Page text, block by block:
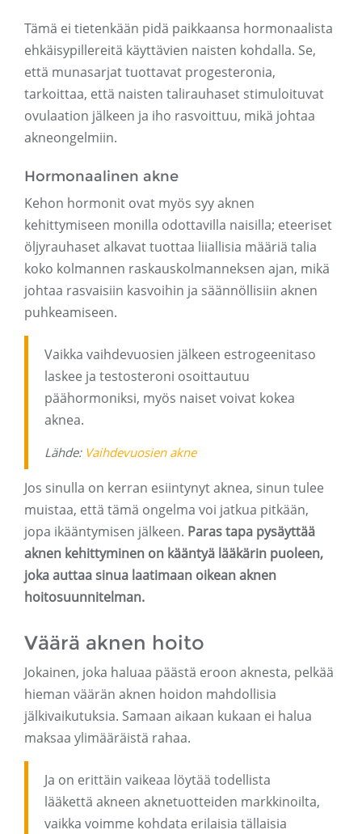
Tämä ei tietenkään pidä paikkaansa hormonaalista
ehkäisypillereitä käyttävien naisten kohdalla. Se,
että munasarjat tuottavat progesteronia,
tarkoittaa, että naisten talirauhaset stimuloituvat
ovulaation jälkeen ja iho rasvoittuu, mikä johtaa
akneongelmiin.
Hormonaalinen akne
Kehon hormonit ovat myös syy aknen
kehittymiseen monilla odottavilla naisilla; eteeriset
öljyrauhaset alkavat tuottaa liiallisia määriä talia
koko kolmannen raskauskolmanneksen ajan, mikä
johtaa rasvaisiin kasvoihin ja säännöllisiin aknen
puhkeamiseen.
Vaikka vaihdevuosien jälkeen estrogeenitaso
laskee ja testosteroni osoittautuu
päähormoniksi, myös naiset voivat kokea
aknea.
Lähde: Vaihdevuosien akne
Jos sinulla on kerran esiintynyt aknea, sinun tulee
muistaa, että tämä ongelma voi jatkua pitkään,
jopa ikääntymisen jälkeen. Paras tapa pysäyttää
aknen kehittyminen on kääntyä lääkärin puoleen,
joka auttaa sinua laatimaan oikean aknen
hoitosuunnitelman.
Väärä aknen hoito
Jokainen, joka haluaa päästä eroon aknesta, pelkää
hieman väärän aknen hoidon mahdollisia
jälkivaikutuksia. Samaan aikaan kukaan ei halua
maksaa ylimääräistä rahaa.
Ja on erittäin vaikeaa löytää todellista
lääkettä akneen aknetuotteiden markkinoilta,
vaikka voimme kohdata erilaisia ​​tällaisia ​​